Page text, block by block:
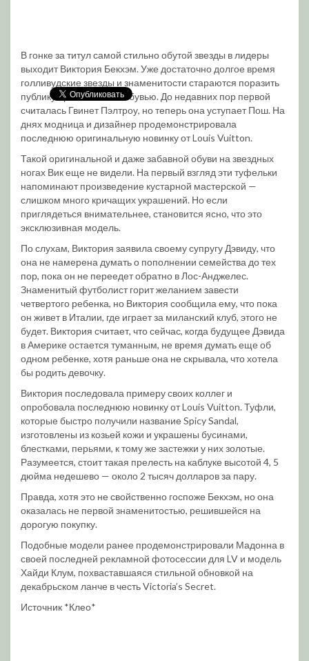
В гонке за титул самой стильно обутой звезды в лидеры
выходит Виктория Бекхэм. Уже достаточно долгое время
голливудские звезды и знаменитости стараются поразить
публику оригинальной обувью. До недавних пор первой
считалась Гвинет Пэлтроу, но теперь она уступает Пош. На
днях модница и дизайнер продемонстрировала
последнюю оригинальную новинку от Louis Vuitton.
Такой оригинальной и даже забавной обуви на звездных
ногах Вик еще не видели. На первый взгляд эти туфельки
напоминают произведение кустарной мастерской —
слишком много кричащих украшений. Но если
приглядеться внимательнее, становится ясно, что это
эксклюзивная модель.
По слухам, Виктория заявила своему супругу Дэвиду, что
она не намерена думать о пополнении семейства до тех
пор, пока он не переедет обратно в Лос-Анджелес.
Знаменитый футболист горит желанием завести
четвертого ребенка, но Виктория сообщила ему, что пока
он живет в Италии, где играет за миланский клуб, этого не
будет. Виктория считает, что сейчас, когда будущее Дэвида
в Америке остается туманным, не время думать еще об
одном ребенке, хотя раньше она не скрывала, что хотела
бы родить девочку.
Виктория последовала примеру своих коллег и
опробовала последнюю новинку от Louis Vuitton. Туфли,
которые быстро получили название Spicy Sandal,
изготовлены из козьей кожи и украшены бусинами,
блестками, перьями, к тому же застежки у них золотые.
Разумеется, стоит такая прелесть на каблуке высотой 4, 5
дюйма недешево — около 2 тысяч долларов за пару.
Правда, хотя это не свойственно госпоже Бекхэм, но она
оказалась не первой знаменитостью, решившейся на
дорогую покупку.
Подобные модели ранее продемонстрировали Мадонна в
своей последней рекламной фотосессии для LV и модель
Хайди Клум, похваставшаяся стильной обновкой на
декабрьском ланче в честь Victoria’s Secret.
Источник *Клео*